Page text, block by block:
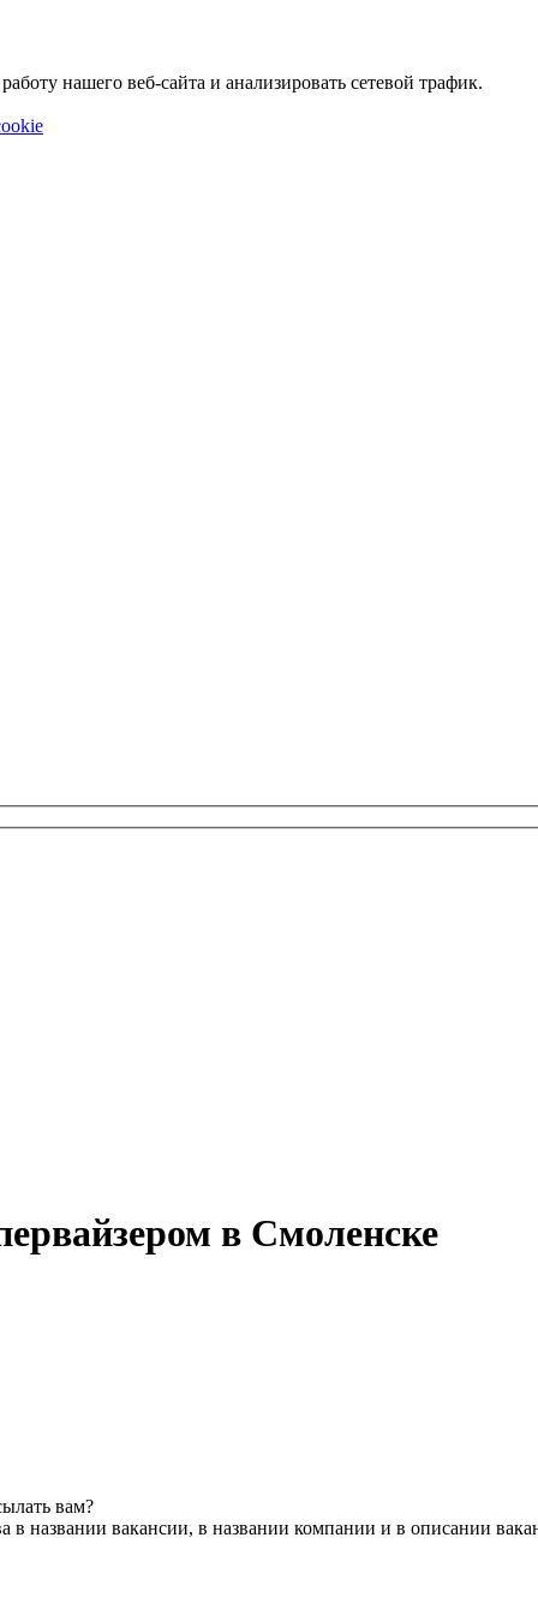
нашего веб-сайта и анализировать сетевой трафик.
в Смоленске
вам?
в названии вакансии, в названии компании и в описании